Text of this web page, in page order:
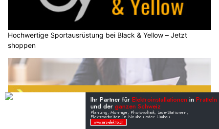
Hochwertige Sportausrüstung bei Black & Yellow – Jetzt
shoppen